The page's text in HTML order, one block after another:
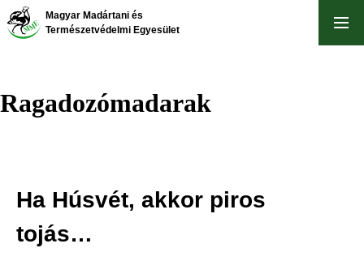
Ugrás
Magyar Madártani és
Természetvédelmi Egyesület
Ragadozómadarak
Ha Húsvét, akkor piros
tojás…